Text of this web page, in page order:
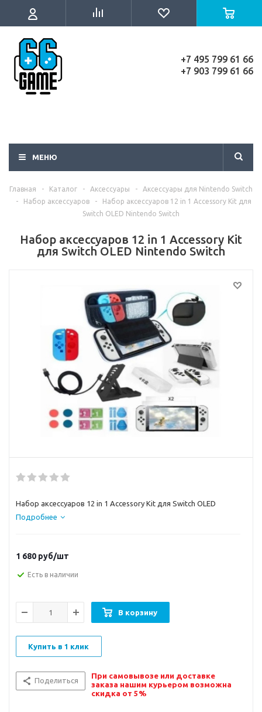
+7 495 799 61 66
+7 903 799 61 66
МЕНЮ
Главная - Каталог - Аксессуары -
Аксессуары для Nintendo Switch
-
Набор аксессуаров -
Набор аксессуаров 12 in 1 Accessory Kit для
Switch OLED Nintendo Switch
Набор аксессуаров 12 in 1 Accessory Kit
для Switch OLED Nintendo Switch
Набор аксессуаров 12 in 1 Accessory Kit для Switch OLED
Подробнее
1 680 руб/шт
Есть в наличии
В корзину
Купить в 1 клик
Поделиться
При самовывозе или доставке
заказа нашим курьером возможна
скидка от 5%